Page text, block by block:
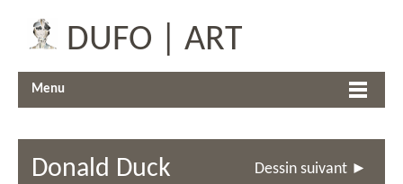
DUFO | ART
Menu
Dessin suivant ►
Donald Duck